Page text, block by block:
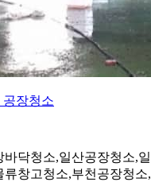
닥청소,일산공장청소,일
창고청소,부천공장청소,